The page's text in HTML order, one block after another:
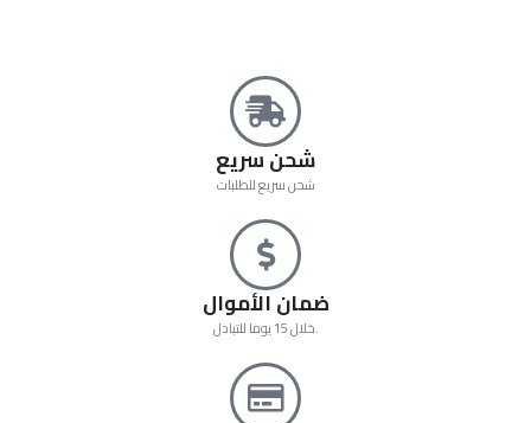
شحن سريع
شحن سريع للطلبات
ضمان الأموال
خلال 15 يوما للتبادل.